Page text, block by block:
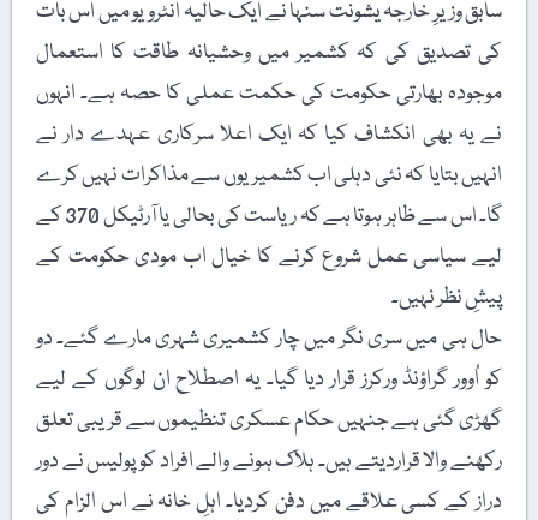
سابق وزیرِ خارجہ یشونت سنہا نے ایک حالیہ انٹرویو میں اس بات
کی تصدیق کی کہ کشمیر میں وحشیانہ طاقت کا استعمال
موجودہ بھارتی حکومت کی حکمت عملی کا حصہ ہے۔ انہوں
نے یہ بھی انکشاف کیا کہ ایک اعلا سرکاری عہدے دار نے
انہیں بتایا کہ نئی دہلی اب کشمیریوں سے مذاکرات نہیں کرے
گا۔ اس سے ظاہر ہوتا ہے کہ ریاست کی بحالی یا آرٹیکل 370 کے
لیے سیاسی عمل شروع کرنے کا خیال اب مودی حکومت کے
پیشِ نظر نہیں۔
حال ہی میں سری نگر میں چار کشمیری شہری مارے گئے۔ دو
کو اُوور گراؤنڈ ورکرز قرار دیا گیا۔ یہ اصطلاح ان لوگوں کے لیے
گھڑی گئی ہے جنہیں حکام عسکری تنظیموں سے قریبی تعلق
رکھنے والا قراردیتے ہیں۔ ہلاک ہونے والے افراد کو پولیس نے دور
دراز کے کسی علاقے میں دفن کردیا۔ اہلِ خانہ نے اس الزام کی